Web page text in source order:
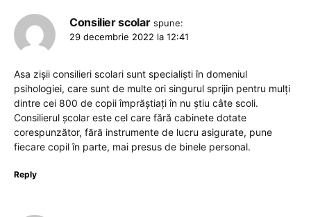
Consilier scolar spune:
29 decembrie 2022 la 12:41
Asa zișii consilieri scolari sunt specialiști în domeniul
psihologiei, care sunt de multe ori singurul sprijin pentru mulți
dintre cei 800 de copii împrăștiați în nu știu câte scoli.
Consilierul școlar este cel care fără cabinete dotate
corespunzător, fără instrumente de lucru asigurate, pune
fiecare copil în parte, mai presus de binele personal.
Reply